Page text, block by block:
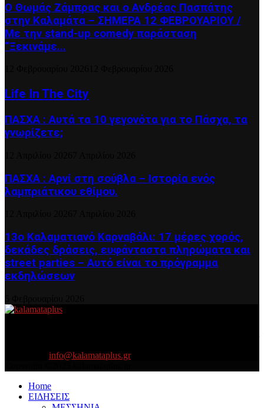
Ο Θωμάς Ζάμπρας και ο Ανδρέας Πασπάτης
στην Καλαμάτα – ΣΗΜΕΡΑ 12 ΦΕΒΡΟΥΑΡΙΟΥ /
Με την stand-up comedy παράσταση
“Ξεκινάμε...
Life In The City
ΠΑΣΧΑ : Αυτά τα 10 γεγονότα για το Πάσχα, τα
γνωρίζετε;
ΠΑΣΧΑ : Αρνί στη σούβλα – Ιστορία ενός
λαμπριάτικου εθίμου.
13ο Καλαματιανό Καρναβάλι: 17 μέρες χορός,
δεκάδες δράσεις, ευφάνταστα πληρώματα και
street parties – Αυτό είναι το πρόγραμμα
εκδηλώσεων
info@kalamataplus.gr
Home
ΕΙΔΗΣΕΙΣ